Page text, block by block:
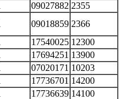
09027882 2355
09018859 2366
17540025 12300
17694251 13900
07020171 10203
17736701 14200
17736639 14100